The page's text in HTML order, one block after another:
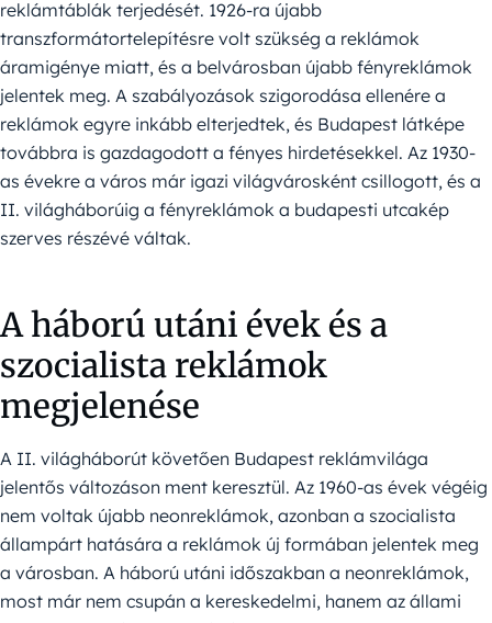
reklámtáblák terjedését. 1926-ra újabb
transzformátortelepítésre volt szükség a reklámok
áramigénye miatt, és a belvárosban újabb fényreklámok
jelentek meg. A szabályozások szigorodása ellenére a
reklámok egyre inkább elterjedtek, és Budapest látképe
továbbra is gazdagodott a fényes hirdetésekkel. Az 1930-
as évekre a város már igazi világvárosként csillogott, és a
II. világháborúig a fényreklámok a budapesti utcakép
szerves részévé váltak.
A háború utáni évek és a
szocialista reklámok
megjelenése
A II. világháborút követően Budapest reklámvilága
jelentős változáson ment keresztül. Az 1960-as évek végéig
nem voltak újabb neonreklámok, azonban a szocialista
állampárt hatására a reklámok új formában jelentek meg
a városban. A háború utáni időszakban a neonreklámok,
most már nem csupán a kereskedelmi, hanem az állami